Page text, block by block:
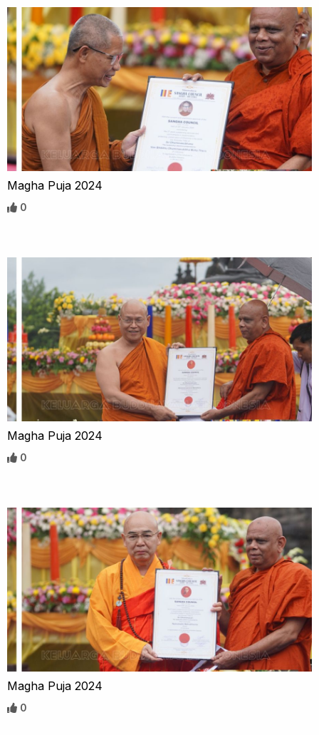
Magha Puja 2024
0
Magha Puja 2024
0
Magha Puja 2024
0